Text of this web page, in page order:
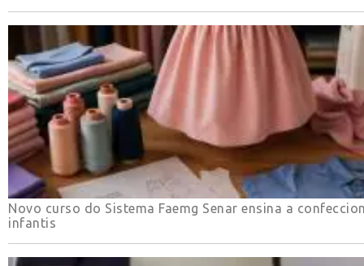
Novo curso do Sistema Faemg Senar ensina a
infantis